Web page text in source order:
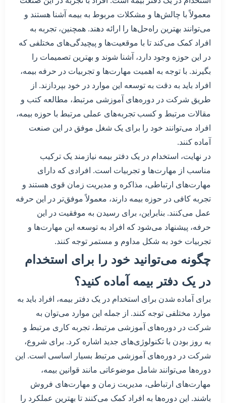
معمولاً با چالش‌ها و مشکلات مربوط به بیمه آشنا هستند و
می‌توانند بهترین راه‌حل‌ها را ارائه دهند. همچنین، تجربه به
افراد کمک می‌کند تا با موقعیت‌ها و پیچیدگی‌های مختلفی که
در این حوزه وجود دارد، آشنا شوند و بهترین تصمیمات را
بگیرند. با توجه به اهمیت مهارت‌ها و تجربیات در حرفه بیمه،
افراد باید به دقت به توسعه این موارد در خود بپردازند. از
طریق شرکت در دوره‌های آموزشی مرتبط، مطالعه کتب و
مقالات مرتبط و کسب تجربه‌های عملی مرتبط با حوزه بیمه،
افراد می‌توانند خود را برای یک شغل موفق در این صنعت
آماده کنند.
در نهایت، استخدام در یک دفتر بیمه نیازمند یک ترکیب
مناسب از مهارت‌ها و تجربیات است. افرادی که دارای
مهارت‌های ارتباطی، مذاکره و مدیریت زمان قوی هستند و
تجربه کافی در حوزه بیمه دارند، معمولاً موفق‌تر در این حرفه
عمل می‌کنند. بنابراین، برای رسیدن به موفقیت در این
حرفه، پیشنهاد می‌شود که افراد به توسعه این مهارت‌ها و
تجربیات خود به شکل مداوم و مستمر توجه کنند.
چگونه می‌توانید خود را برای استخدام
در یک دفتر بیمه آماده کنید؟
برای آماده شدن برای استخدام در یک دفتر بیمه، افراد باید به
موارد مختلفی توجه کنند. از جمله این موارد می‌توان به
شرکت در دوره‌های آموزشی مرتبط، تجربه کاری مرتبط و
به روز بودن با تکنولوژی‌های جدید اشاره کرد. برای شروع،
شرکت در دوره‌های آموزشی مرتبط بسیار اساسی است. این
دوره‌ها می‌توانند شامل موضوعاتی مانند قوانین بیمه،
مهارت‌های ارتباطی، مدیریت زمان و مهارت‌های فروش
باشند. این دوره‌ها به افراد کمک می‌کنند تا بهترین عملکرد را